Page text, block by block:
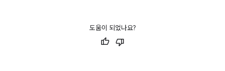
도움이 되었나요?